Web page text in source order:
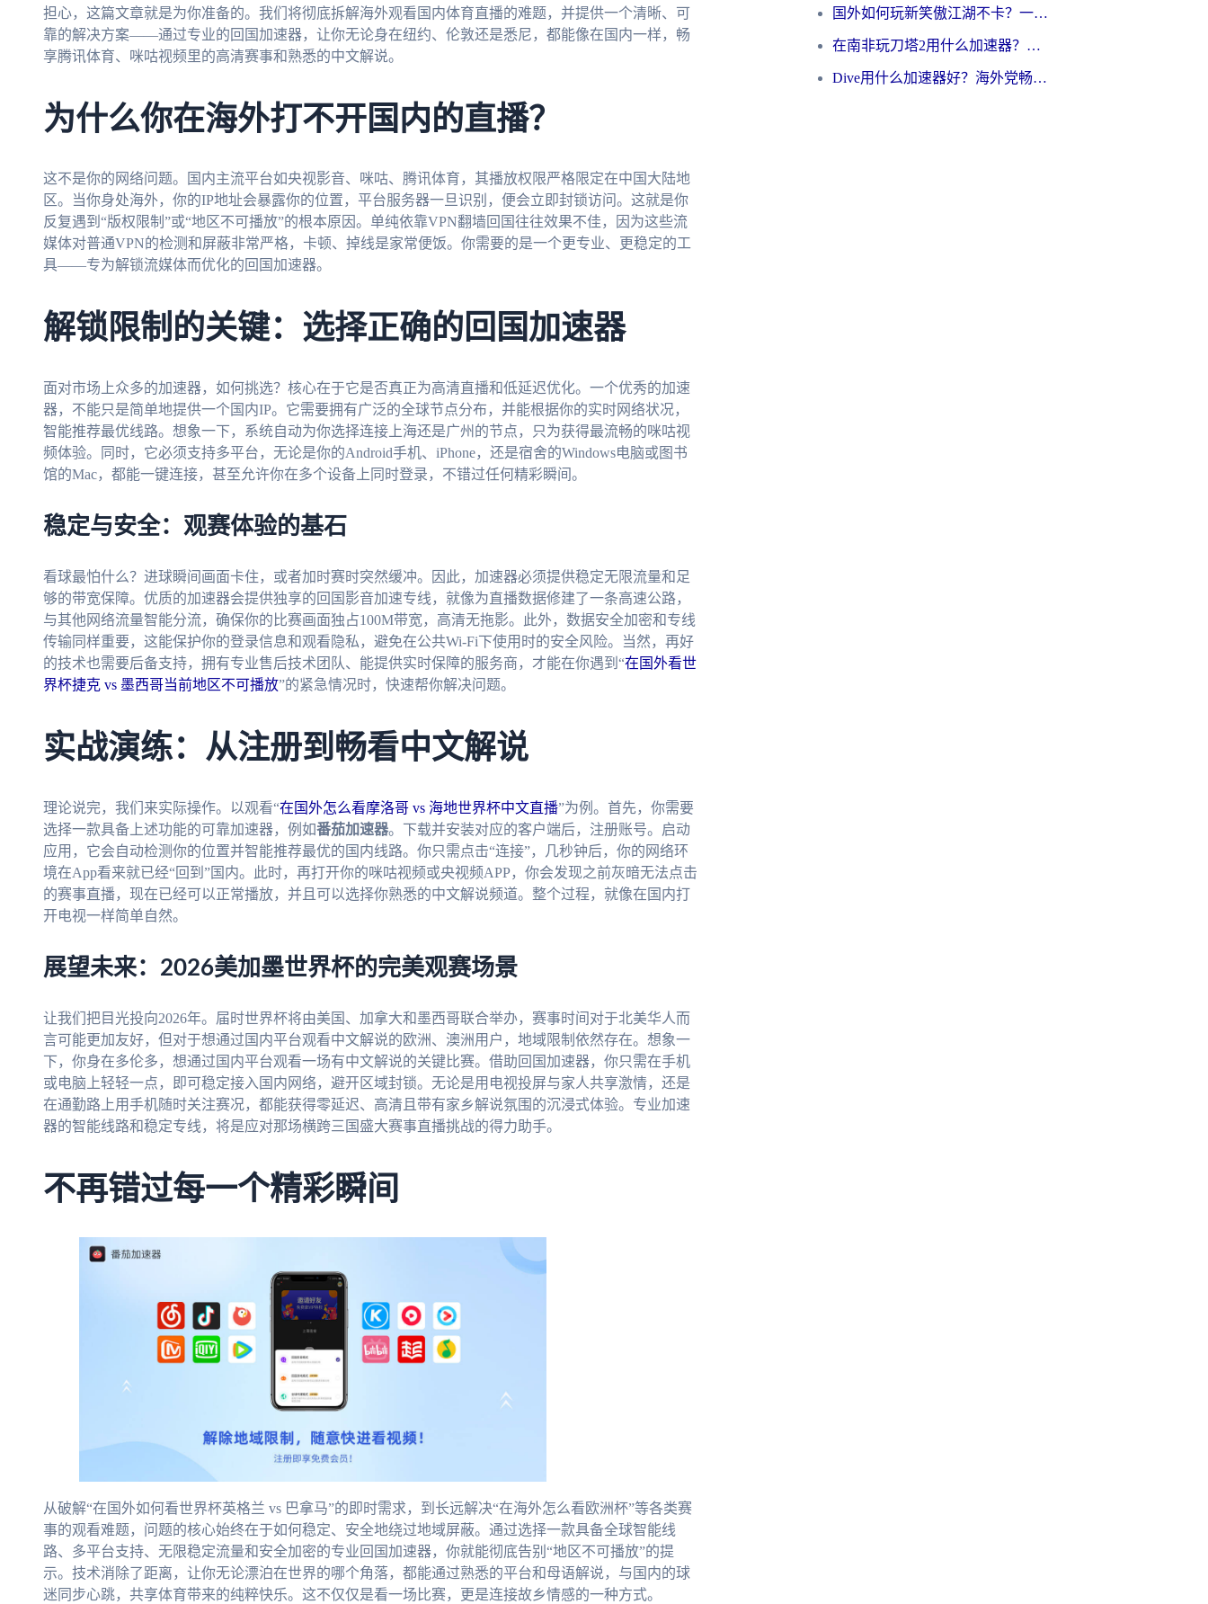
担心，这篇文章就是为你准备的。我们将彻底拆解海外观看国内体育直播的难题，并提供一个清晰、可
靠的解决方案——通过专业的回国加速器，让你无论身在纽约、伦敦还是悉尼，都能像在国内一样，畅
享腾讯体育、咪咕视频里的高清赛事和熟悉的中文解说。
为什么你在海外打不开国内的直播？
这不是你的网络问题。国内主流平台如央视影音、咪咕、腾讯体育，其播放权限严格限定在中国大陆地
区。当你身处海外，你的IP地址会暴露你的位置，平台服务器一旦识别，便会立即封锁访问。这就是你
反复遇到“版权限制”或“地区不可播放”的根本原因。单纯依靠VPN翻墙回国往往效果不佳，因为这些流
媒体对普通VPN的检测和屏蔽非常严格，卡顿、掉线是家常便饭。你需要的是一个更专业、更稳定的工
具——专为解锁流媒体而优化的回国加速器。
解锁限制的关键：选择正确的回国加速器
面对市场上众多的加速器，如何挑选？核心在于它是否真正为高清直播和低延迟优化。一个优秀的加速
器，不能只是简单地提供一个国内IP。它需要拥有广泛的全球节点分布，并能根据你的实时网络状况，
智能推荐最优线路。想象一下，系统自动为你选择连接上海还是广州的节点，只为获得最流畅的咪咕视
频体验。同时，它必须支持多平台，无论是你的Android手机、iPhone，还是宿舍的Windows电脑或图书
馆的Mac，都能一键连接，甚至允许你在多个设备上同时登录，不错过任何精彩瞬间。
稳定与安全：观赛体验的基石
看球最怕什么？进球瞬间画面卡住，或者加时赛时突然缓冲。因此，加速器必须提供稳定无限流量和足
够的带宽保障。优质的加速器会提供独享的回国影音加速专线，就像为直播数据修建了一条高速公路，
与其他网络流量智能分流，确保你的比赛画面独占100M带宽，高清无拖影。此外，数据安全加密和专线
传输同样重要，这能保护你的登录信息和观看隐私，避免在公共Wi-Fi下使用时的安全风险。当然，再好
的技术也需要后备支持，拥有专业售后技术团队、能提供实时保障的服务商，才能在你遇到“在国外看世
界杯捷克 vs 墨西哥当前地区不可播放”的紧急情况时，快速帮你解决问题。
实战演练：从注册到畅看中文解说
理论说完，我们来实际操作。以观看“在国外怎么看摩洛哥 vs 海地世界杯中文直播”为例。首先，你需要
选择一款具备上述功能的可靠加速器，例如番茄加速器。下载并安装对应的客户端后，注册账号。启动
应用，它会自动检测你的位置并智能推荐最优的国内线路。你只需点击“连接”，几秒钟后，你的网络环
境在App看来就已经“回到”国内。此时，再打开你的咪咕视频或央视频APP，你会发现之前灰暗无法点击
的赛事直播，现在已经可以正常播放，并且可以选择你熟悉的中文解说频道。整个过程，就像在国内打
开电视一样简单自然。
展望未来：2026美加墨世界杯的完美观赛场景
让我们把目光投向2026年。届时世界杯将由美国、加拿大和墨西哥联合举办，赛事时间对于北美华人而
言可能更加友好，但对于想通过国内平台观看中文解说的欧洲、澳洲用户，地域限制依然存在。想象一
下，你身在多伦多，想通过国内平台观看一场有中文解说的关键比赛。借助回国加速器，你只需在手机
或电脑上轻轻一点，即可稳定接入国内网络，避开区域封锁。无论是用电视投屏与家人共享激情，还是
在通勤路上用手机随时关注赛况，都能获得零延迟、高清且带有家乡解说氛围的沉浸式体验。专业加速
器的智能线路和稳定专线，将是应对那场横跨三国盛大赛事直播挑战的得力助手。
不再错过每一个精彩瞬间
从破解“在国外如何看世界杯英格兰 vs 巴拿马”的即时需求，到长远解决“在海外怎么看欧洲杯”等各类赛
事的观看难题，问题的核心始终在于如何稳定、安全地绕过地域屏蔽。通过选择一款具备全球智能线
路、多平台支持、无限稳定流量和安全加密的专业回国加速器，你就能彻底告别“地区不可播放”的提
示。技术消除了距离，让你无论漂泊在世界的哪个角落，都能通过熟悉的平台和母语解说，与国内的球
迷同步心跳，共享体育带来的纯粹快乐。这不仅仅是看一场比赛，更是连接故乡情感的一种方式。
国外如何玩新笑傲江湖不卡？一份给海外游子的终极网络指南
在南非玩刀塔2用什么加速器？一份给海外游子的终极生存指南
Dive用什么加速器好？海外党畅玩国服游戏的终极避坑指南